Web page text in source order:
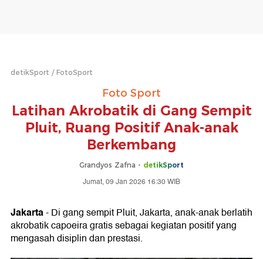
detikSport FotoSport
Foto Sport
Latihan Akrobatik di Gang Sempit
Pluit, Ruang Positif Anak-anak
Berkembang
Grandyos Zafna - detikSport
Jumat, 09 Jan 2026 16:30 WIB
Jakarta- Di gang sempit Pluit, Jakarta, anak-anak berlatih
akrobatik capoeira gratis sebagai kegiatan positif yang
mengasah disiplin dan prestasi.